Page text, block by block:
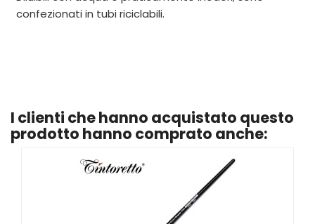
confezionati in tubi riciclabili.
I clienti che hanno acquistato questo
prodotto hanno comprato anche: